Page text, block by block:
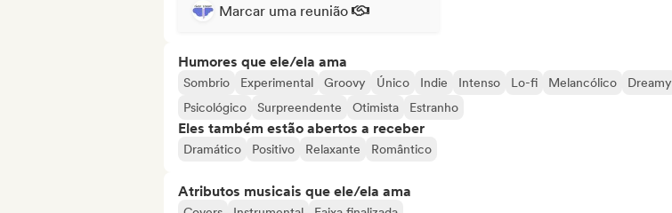
Marcar uma reunião
Humores que ele/ela ama
Sombrio Experimental Groovy Único Indie Intenso Lo-fi Melancólico
Dreamy
Psicológico
Surpreendente Otimista Estranho
Eles também estão abertos a receber
Dramático Positivo Relaxante Romântico
Atributos musicais que ele/ela ama